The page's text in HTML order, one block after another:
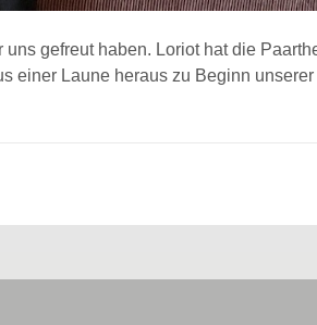
gefreut haben. Loriot hat die
einer Laune heraus zu Beginn